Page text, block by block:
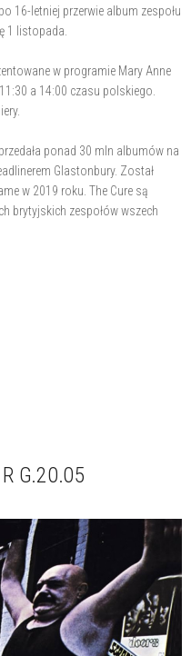
16-letniej przerwie album zespołu
1 listopada.
w programie Mary Anne
a 14:00 czasu polskiego.
ponad 30 mln albumów na
Glastonbury. Został
w 2019 roku. The Cure są
brytyjskich zespołów wszech
G.20.05